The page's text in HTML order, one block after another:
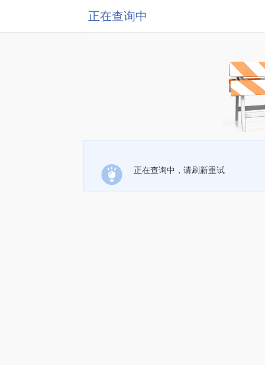
正在查询中
正在查询中，请刷新重试